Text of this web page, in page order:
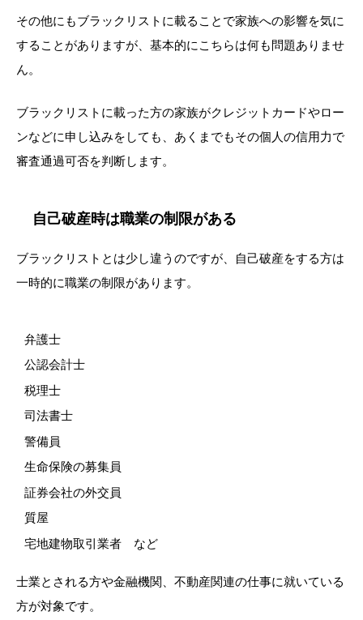
その他にもブラックリストに載ることで家族への影響を気に
することがありますが、基本的にこちらは何も問題ありませ
ん。
ブラックリストに載った方の家族がクレジットカードやロー
ンなどに申し込みをしても、あくまでもその個人の信用力で
審査通過可否を判断します。
自己破産時は職業の制限がある
ブラックリストとは少し違うのですが、自己破産をする方は
一時的に職業の制限があります。
弁護士
公認会計士
税理士
司法書士
警備員
生命保険の募集員
証券会社の外交員
質屋
宅地建物取引業者 など
士業とされる方や金融機関、不動産関連の仕事に就いている
方が対象です。